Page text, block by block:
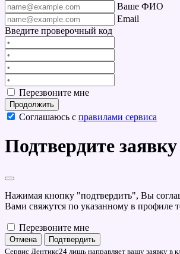
Ваше ФИО
Email
Введите проверочный код
Перезвоните мне
Продолжить
Соглашаюсь с правилами сервиса
Подтвердите заявку
Нажимая кнопку "подтвердить", Вы
Вами свяжутся по указанному в профиле
Перезвоните мне
Отмена
Подтвердить
Сервис Дентикс24 лишь направляет вашу заявку в